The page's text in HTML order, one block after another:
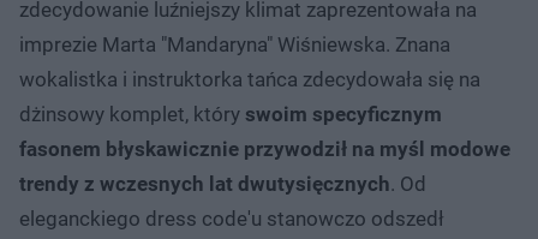
zdecydowanie luźniejszy klimat zaprezentowała na
imprezie Marta "Mandaryna" Wiśniewska. Znana
wokalistka i instruktorka tańca zdecydowała się na
dżinsowy komplet, który swoim specyficznym
fasonem błyskawicznie przywodził na myśl modowe
trendy z wczesnych lat dwutysięcznych. Od
eleganckiego dress code'u stanowczo odszedł